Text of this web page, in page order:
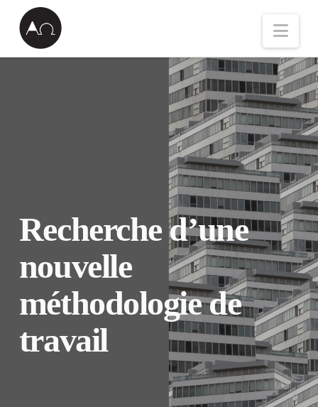
Recherche d’une
nouvelle
méthodologie de
travail